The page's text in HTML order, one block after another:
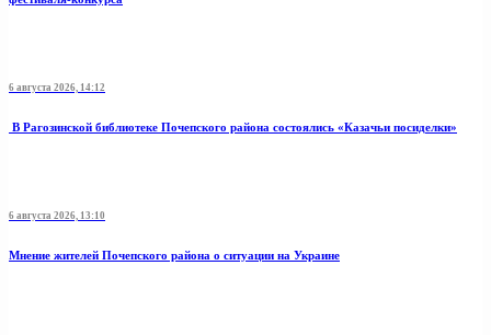
6 августа 2026, 14:12
В Рагозинской библиотеке Почепского района состоялись «Казачьи посиделки»
6 августа 2026, 13:10
Мнение жителей Почепского района о ситуации на Украине